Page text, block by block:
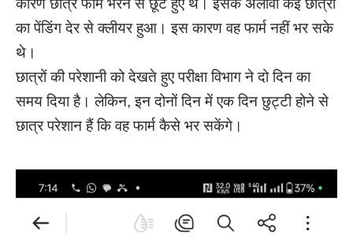
का पेंडिंग देर से क्लीयर हुआ। इस कारण वह फार्म नहीं भर सके
थे।
छात्रों की परेशानी को देखते हुए परीक्षा विभाग ने दो दिन का
समय दिया है। लेकिन, इन दोनों दिन में एक दिन छुट्टी होने से
छात्र परेशान हैं कि वह फार्म कैसे भर सकेंगे।